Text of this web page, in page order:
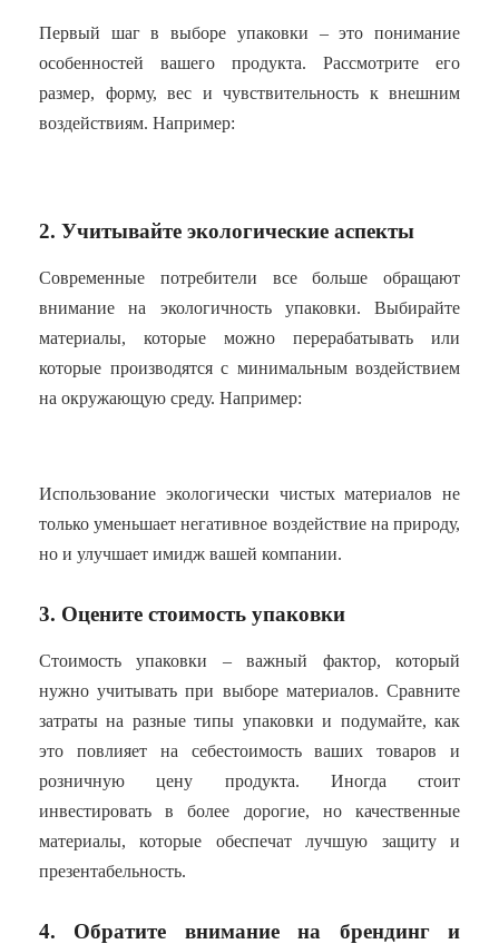
Первый шаг в выборе упаковки – это понимание
особенностей вашего продукта. Рассмотрите его
размер, форму, вес и чувствительность к внешним
воздействиям. Например:
2. Учитывайте экологические аспекты
Современные потребители все больше обращают
внимание на экологичность упаковки. Выбирайте
материалы, которые можно перерабатывать или
которые производятся с минимальным воздействием
на окружающую среду. Например:
Использование экологически чистых материалов не
только уменьшает негативное воздействие на природу,
но и улучшает имидж вашей компании.
3. Оцените стоимость упаковки
Стоимость упаковки – важный фактор, который
нужно учитывать при выборе материалов. Сравните
затраты на разные типы упаковки и подумайте, как
это повлияет на себестоимость ваших товаров и
розничную цену продукта. Иногда стоит
инвестировать в более дорогие, но качественные
материалы, которые обеспечат лучшую защиту и
презентабельность.
4. Обратите внимание на брендинг и